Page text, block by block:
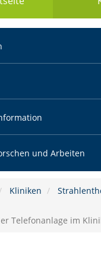
und Arbeiten
Kliniken
Telefonanlage im